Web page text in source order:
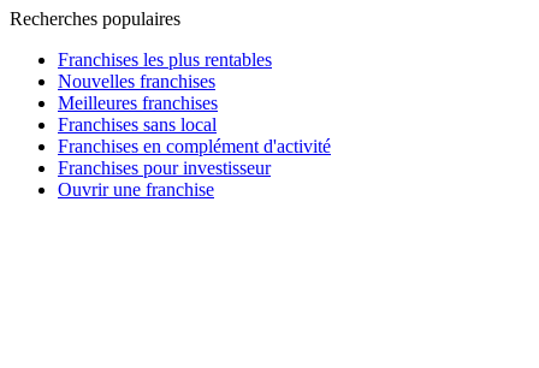
Recherches populaires
Franchises les plus rentables
Nouvelles franchises
Meilleures franchises
Franchises sans local
Franchises en complément d'activité
Franchises pour investisseur
Ouvrir une franchise